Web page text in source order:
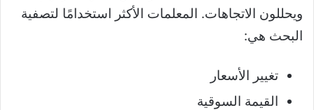
ويحللون الاتجاهات. المعلمات الأكثر استخدامًا لتصفية
البحث هي:
تغيير الأسعار
القيمة السوقية